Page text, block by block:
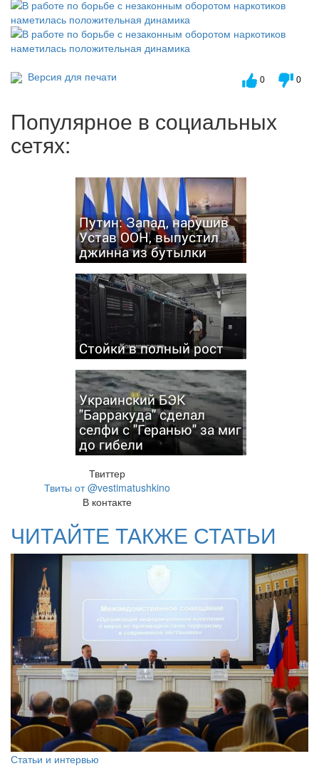
Версия для печати 0 0
Популярное в социальных
сетях:
Путин: Запад, нарушив
Устав ООН, выпустил
джинна из бутылки
Стойки в полный рост
Украинский БЭК
"Барракуда" сделал
селфи с "Геранью" за миг
до гибели
Твиттер
Твиты от @vestimatushkino
В контакте
ЧИТАЙТЕ ТАКЖЕ СТАТЬИ
Статьи и интервью